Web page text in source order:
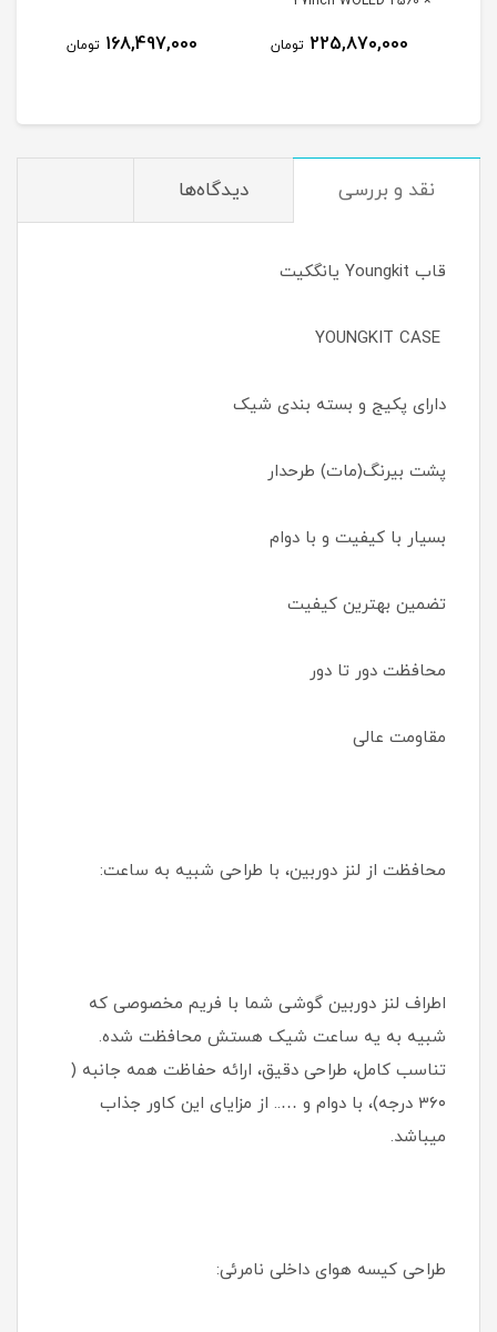
250Nits Matte ROG OLED
225,870,000 تومان 168,497,000 تومان
نقد و بررسی دیدگاه‌ها
قاب Youngkit یانگکیت
دارای پکیج و بسته بندی شیک
پشت بیرنگ(مات) طرحدار
بسیار با کیفیت و با دوام
تضمین بهترین کیفیت
محافظت دور تا دور
مقاومت عالی
محافظت از لنز دوربین، با طراحی شبیه به ساعت:
اطراف لنز دوربین گوشی شما با فریم مخصوصی که
شبیه به یه ساعت شیک هستش محافظت شده.
تناسب کامل، طراحی دقیق، ارائه حفاظت همه جانبه (
۳۶۰ درجه)، با دوام و ….. از مزایای این کاور جذاب
میباشد.
طراحی کیسه هوای داخلی نامرئی: